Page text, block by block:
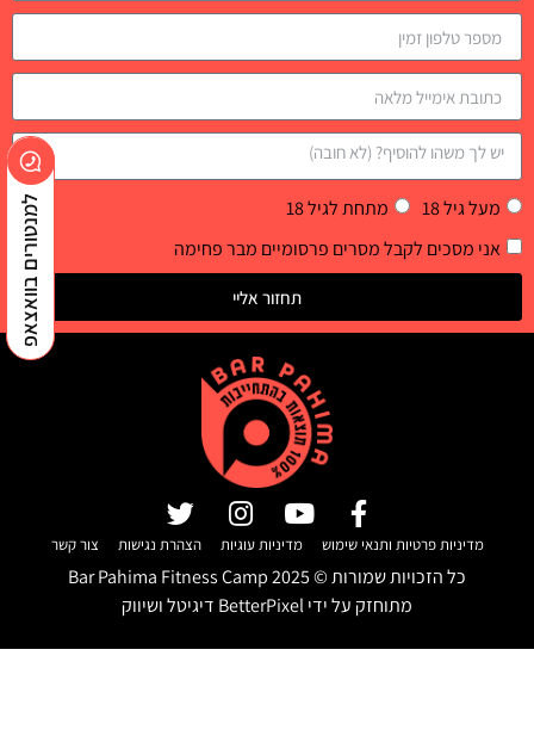
מעל גיל 18
מתחת לגיל 18
אני מסכים לקבל מסרים פרסומיים מבר פחימה
תחזור אליי
מדיניות פרטיות ותנאי שימוש מדיניות עוגיות הצהרת נגישות צור קשר
כל הזכויות שמורות © Bar Pahima Fitness Camp2025
מתוחזק על ידיBetterPixel דיגיטל ושיווק
למנטורים בוואצאפ